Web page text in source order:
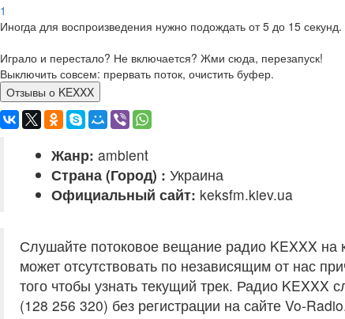
1
Иногда для воспроизведения нужно подождать от 5 до 15
Играло и перестало? Не включается? Жми сюда, перезапуск!
Выключить совсем: прервать поток, очистить буфер.
Отзывы о KEXXX
Жанр: ambient
Страна (Город) : Украина
Официальный сайт: keksfm.kiev.ua
Слушайте потоковое вещание радио KEXXX
может отсутствовать по независящим от нас
того чтобы узнать текущий трек. Радио KEXXX
(128 256 320) без регистрации на сайте Vo-